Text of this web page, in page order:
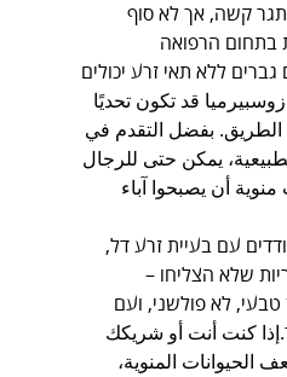
קשה, אך לא סוף
בתחום הרפואה
ללא תאי זרע יכולים
قد تكون تحديًا
الطريق. بفضل التقدم في
يمكن حتى للرجال
منوية أن يصبحوا آباء
עם בעיית זרע דל,
שלא הצליחו –
טבעי, לא פולשני, ועם
كنت أنت أو شريكك
المنوية،